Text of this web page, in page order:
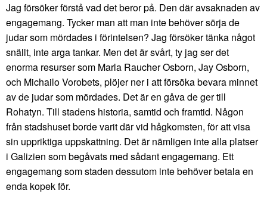
Jag försöker förstå vad det beror på. Den där avsaknaden av
engagemang. Tycker man att man inte behöver sörja de
judar som mördades i förintelsen? Jag försöker tänka något
snällt, inte arga tankar. Men det är svårt, ty jag ser det
enorma resurser som Marla Raucher Osborn, Jay Osborn,
och Michailo Vorobets, plöjer ner i att försöka bevara minnet
av de judar som mördades. Det är en gåva de ger till
Rohatyn. Till stadens historia, samtid och framtid. Någon
från stadshuset borde varit där vid hågkomsten, för att visa
sin uppriktiga uppskattning. Det är nämligen inte alla platser
i Galizien som begåvats med sådant engagemang. Ett
engagemang som staden dessutom inte behöver betala en
enda kopek för.